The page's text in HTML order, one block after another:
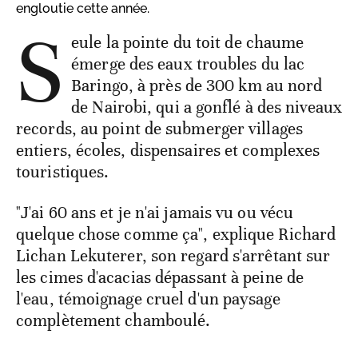
engloutie cette année.
S eule la pointe du toit de chaume
émerge des eaux troubles du lac
Baringo, à près de 300 km au nord
de Nairobi, qui a gonflé à des niveaux
records, au point de submerger villages
entiers, écoles, dispensaires et complexes
touristiques.
"J'ai 60 ans et je n'ai jamais vu ou vécu
quelque chose comme ça", explique Richard
Lichan Lekuterer, son regard s'arrêtant sur
les cimes d'acacias dépassant à peine de
l'eau, témoignage cruel d'un paysage
complètement chamboulé.